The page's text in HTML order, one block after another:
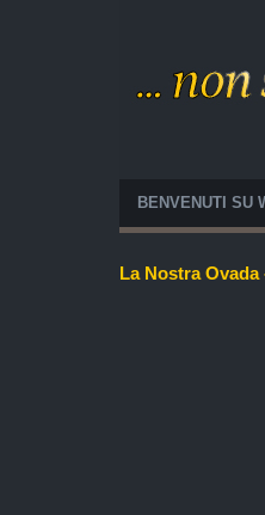
BENVENUTI SU
La Nostra